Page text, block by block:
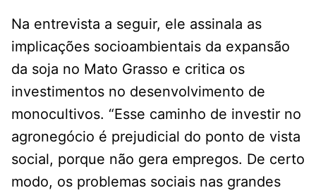
Na entrevista a seguir, ele assinala as
implicações socioambientais da expansão
da soja no Mato Grasso e critica os
investimentos no desenvolvimento de
monocultivos. “Esse caminho de investir no
agronegócio é prejudicial do ponto de vista
social, porque não gera empregos. De certo
modo, os problemas sociais nas grandes